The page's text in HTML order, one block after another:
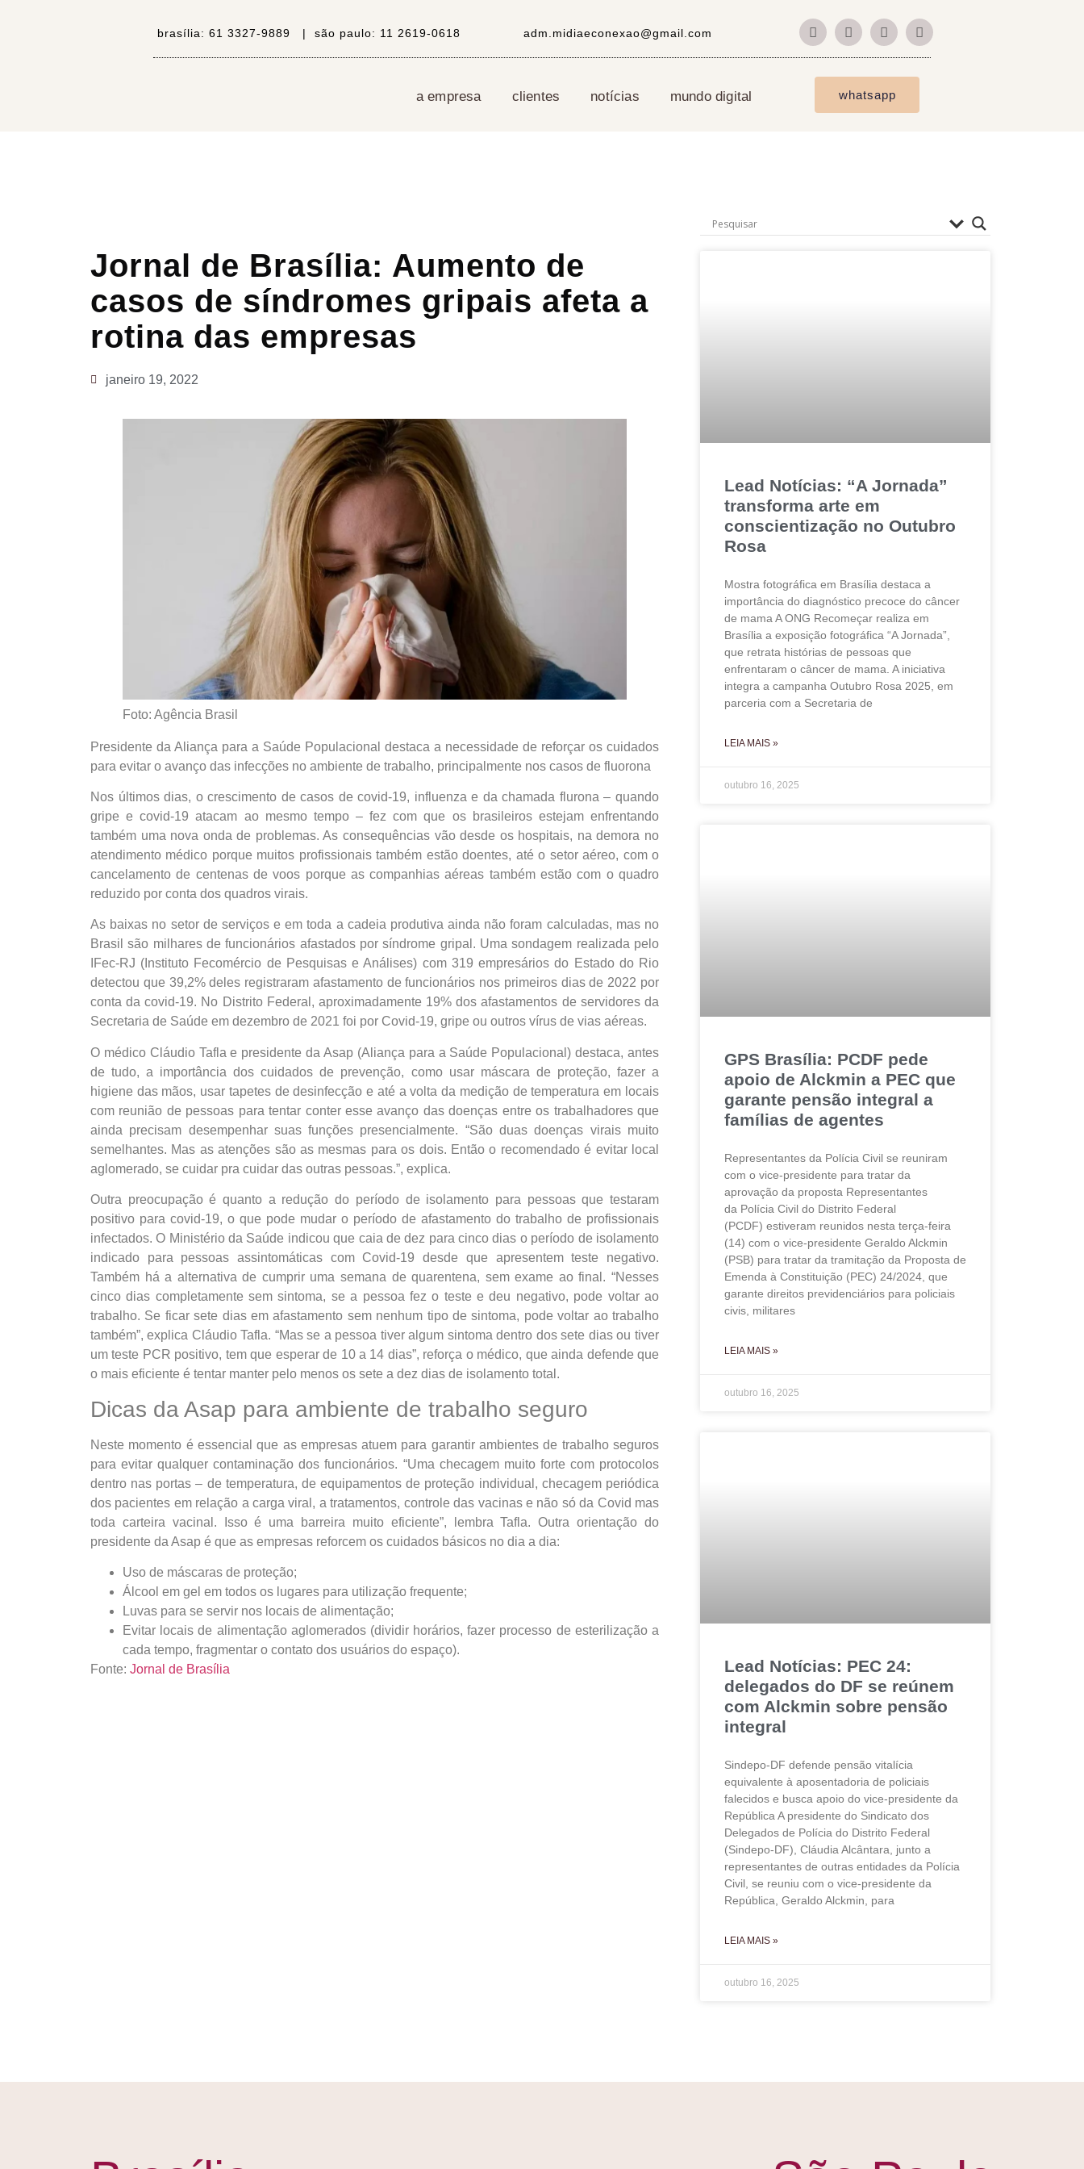
brasília: 61 3327-9889 | são paulo: 11 2619-0618 adm.midiaeconexao@gmail.com
a empresa clientes notícias mundo digital whatsapp
Jornal de Brasília: Aumento de
casos de síndromes gripais afeta a
rotina das empresas
janeiro 19, 2022
Foto: Agência Brasil
Presidente da Aliança para a Saúde Populacional destaca a necessidade de reforçar os cuidados
para evitar o avanço das infecções no ambiente de trabalho, principalmente nos casos de fluorona
Nos últimos dias, o crescimento de casos de covid-19, influenza e da chamada flurona – quando
gripe e covid-19 atacam ao mesmo tempo – fez com que os brasileiros estejam enfrentando
também uma nova onda de problemas. As consequências vão desde os hospitais, na demora no
atendimento médico porque muitos profissionais também estão doentes, até o setor aéreo, com o
cancelamento de centenas de voos porque as companhias aéreas também estão com o quadro
reduzido por conta dos quadros virais.
As baixas no setor de serviços e em toda a cadeia produtiva ainda não foram calculadas, mas no
Brasil são milhares de funcionários afastados por síndrome gripal. Uma sondagem realizada pelo
IFec-RJ (Instituto Fecomércio de Pesquisas e Análises) com 319 empresários do Estado do Rio
detectou que 39,2% deles registraram afastamento de funcionários nos primeiros dias de 2022 por
conta da covid-19. No Distrito Federal, aproximadamente 19% dos afastamentos de servidores da
Secretaria de Saúde em dezembro de 2021 foi por Covid-19, gripe ou outros vírus de vias aéreas.
O médico Cláudio Tafla e presidente da Asap (Aliança para a Saúde Populacional) destaca, antes
de tudo, a importância dos cuidados de prevenção, como usar máscara de proteção, fazer a
higiene das mãos, usar tapetes de desinfecção e até a volta da medição de temperatura em locais
com reunião de pessoas para tentar conter esse avanço das doenças entre os trabalhadores que
ainda precisam desempenhar suas funções presencialmente. “São duas doenças virais muito
semelhantes. Mas as atenções são as mesmas para os dois. Então o recomendado é evitar local
aglomerado, se cuidar pra cuidar das outras pessoas.”, explica.
Outra preocupação é quanto a redução do período de isolamento para pessoas que testaram
positivo para covid-19, o que pode mudar o período de afastamento do trabalho de profissionais
infectados. O Ministério da Saúde indicou que caia de dez para cinco dias o período de isolamento
indicado para pessoas assintomáticas com Covid-19 desde que apresentem teste negativo.
Também há a alternativa de cumprir uma semana de quarentena, sem exame ao final. “Nesses
cinco dias completamente sem sintoma, se a pessoa fez o teste e deu negativo, pode voltar ao
trabalho. Se ficar sete dias em afastamento sem nenhum tipo de sintoma, pode voltar ao trabalho
também”, explica Cláudio Tafla. “Mas se a pessoa tiver algum sintoma dentro dos sete dias ou tiver
um teste PCR positivo, tem que esperar de 10 a 14 dias”, reforça o médico, que ainda defende que
o mais eficiente é tentar manter pelo menos os sete a dez dias de isolamento total.
Dicas da Asap para ambiente de trabalho seguro
Neste momento é essencial que as empresas atuem para garantir ambientes de trabalho seguros
para evitar qualquer contaminação dos funcionários. “Uma checagem muito forte com protocolos
dentro nas portas – de temperatura, de equipamentos de proteção individual, checagem periódica
dos pacientes em relação a carga viral, a tratamentos, controle das vacinas e não só da Covid mas
toda carteira vacinal. Isso é uma barreira muito eficiente”, lembra Tafla. Outra orientação do
presidente da Asap é que as empresas reforcem os cuidados básicos no dia a dia:
Uso de máscaras de proteção;
Álcool em gel em todos os lugares para utilização frequente;
Luvas para se servir nos locais de alimentação;
Evitar locais de alimentação aglomerados (dividir horários, fazer processo de esterilização a
cada tempo, fragmentar o contato dos usuários do espaço).
Fonte: Jornal de Brasília
Lead Notícias: “A Jornada”
transforma arte em
conscientização no Outubro
Rosa
Mostra fotográfica em Brasília destaca a
importância do diagnóstico precoce do câncer
de mama A ONG Recomeçar realiza em
Brasília a exposição fotográfica “A Jornada”,
que retrata histórias de pessoas que
enfrentaram o câncer de mama. A iniciativa
integra a campanha Outubro Rosa 2025, em
parceria com a Secretaria de
LEIA MAIS »
outubro 16, 2025
GPS Brasília: PCDF pede
apoio de Alckmin a PEC que
garante pensão integral a
famílias de agentes
Representantes da Polícia Civil se reuniram
com o vice-presidente para tratar da
aprovação da proposta Representantes
da Polícia Civil do Distrito Federal
(PCDF) estiveram reunidos nesta terça-feira
(14) com o vice-presidente Geraldo Alckmin
(PSB) para tratar da tramitação da Proposta de
Emenda à Constituição (PEC) 24/2024, que
garante direitos previdenciários para policiais
civis, militares
LEIA MAIS »
outubro 16, 2025
Lead Notícias: PEC 24:
delegados do DF se reúnem
com Alckmin sobre pensão
integral
Sindepo-DF defende pensão vitalícia
equivalente à aposentadoria de policiais
falecidos e busca apoio do vice-presidente da
República A presidente do Sindicato dos
Delegados de Polícia do Distrito Federal
(Sindepo-DF), Cláudia Alcântara, junto a
representantes de outras entidades da Polícia
Civil, se reuniu com o vice-presidente da
República, Geraldo Alckmin, para
LEIA MAIS »
outubro 16, 2025